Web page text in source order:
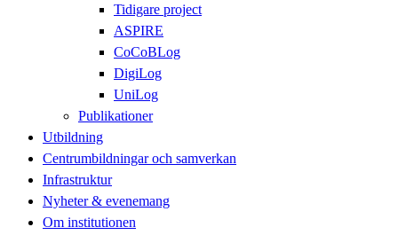
Tidigare project
ASPIRE
CoCoBLog
DigiLog
UniLog
Publikationer
Utbildning
Centrumbildningar och samverkan
Infrastruktur
Nyheter & evenemang
Om institutionen